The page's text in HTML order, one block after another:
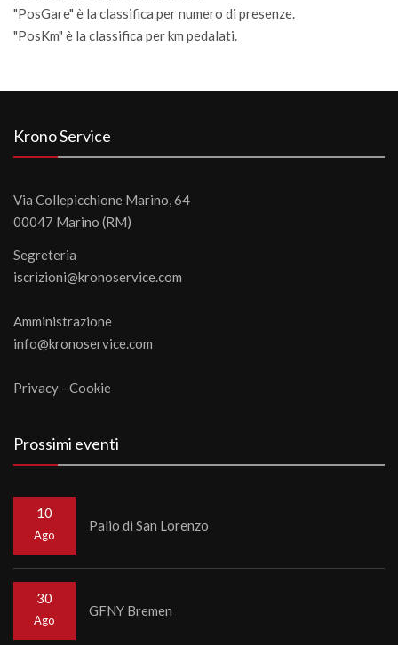
"PosGare" è la classifica per numero di presenze.
"PosKm" è la classifica per km pedalati.
Krono Service
Via Collepicchione Marino, 64
00047 Marino (RM)
Segreteria
iscrizioni@kronoservice.com
Amministrazione
info@kronoservice.com
Privacy - Cookie
Prossimi eventi
10
Ago
Palio di San Lorenzo
30
Ago
GFNY Bremen